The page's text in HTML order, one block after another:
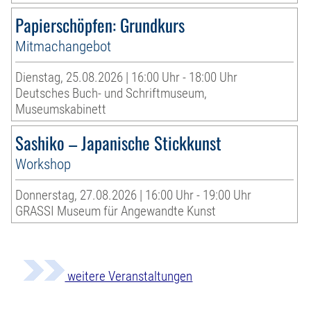
Papierschöpfen: Grundkurs
Mitmachangebot
Dienstag, 25.08.2026 | 16:00 Uhr - 18:00 Uhr
Deutsches Buch- und Schriftmuseum,
Museumskabinett
Sashiko – Japanische Stickkunst
Workshop
Donnerstag, 27.08.2026 | 16:00 Uhr - 19:00 Uhr
GRASSI Museum für Angewandte Kunst
weitere Veranstaltungen